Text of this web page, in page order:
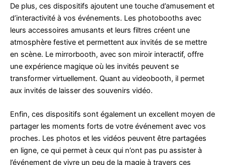
De plus, ces dispositifs ajoutent une touche d’amusement et
d’interactivité à vos événements. Les photobooths avec
leurs accessoires amusants et leurs filtres créent une
atmosphère festive et permettent aux invités de se mettre
en scène. Le mirrorbooth, avec son miroir interactif, offre
une expérience magique où les invités peuvent se
transformer virtuellement. Quant au videobooth, il permet
aux invités de laisser des souvenirs vidéo.
Enfin, ces dispositifs sont également un excellent moyen de
partager les moments forts de votre événement avec vos
proches. Les photos et les vidéos peuvent être partagées
en ligne, ce qui permet à ceux qui n’ont pas pu assister à
l’événement de vivre un peu de la magie à travers ces